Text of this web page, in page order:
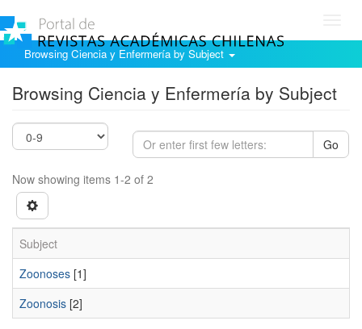
Browsing Ciencia y Enfermería by Subject
Browsing Ciencia y Enfermería by Subject
Go
Now showing items 1-2 of 2
Subject
Zoonoses [1]
Zoonosis [2]